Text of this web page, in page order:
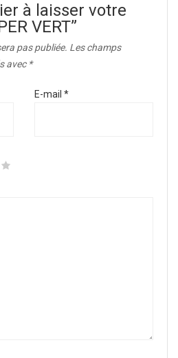
à laisser votre
VERT”
pas publiée. Les champs
avec *
E-mail *